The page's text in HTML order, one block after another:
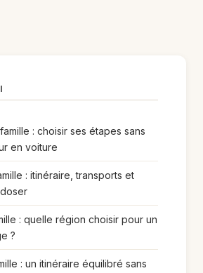
: choisir ses étapes sans
en voiture
: itinéraire, transports et
: quelle région choisir pour un
?
: un itinéraire équilibré sans